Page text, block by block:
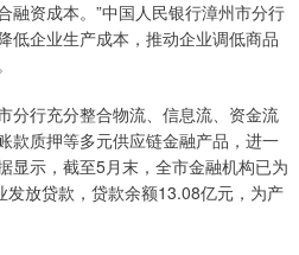
融资成本。”中国人民银行漳州市分行
低企业生产成本，推动企业调低商品
行充分整合物流、信息流、资金流
款质押等多元供应链金融产品，进一
显示，截至5月末，全市金融机构已为
放贷款，贷款余额13.08亿元，为产